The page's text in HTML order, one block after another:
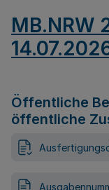
MB.NRW
Öffentliche
öffentliche